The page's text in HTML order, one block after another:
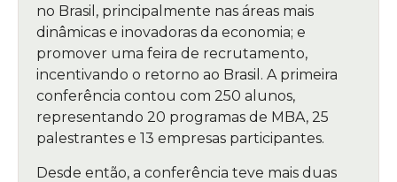
no Brasil, principalmente nas áreas mais
dinâmicas e inovadoras da economia; e
promover uma feira de recrutamento,
incentivando o retorno ao Brasil. A primeira
conferência contou com 250 alunos,
representando 20 programas de MBA, 25
palestrantes e 13 empresas participantes.
Desde então, a conferência teve mais duas